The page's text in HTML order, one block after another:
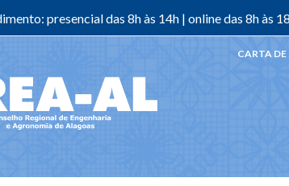
presencial das 8h às 14h | online das 8h às
CARTA DE